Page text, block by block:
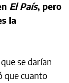
El País, pero
la
se darían
que cuanto